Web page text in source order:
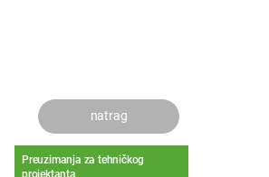
natrag
Preuzimanja za tehničkog